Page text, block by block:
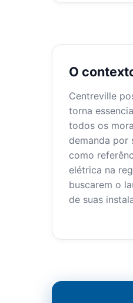
O
Centreville
torna
todos os
demanda por
como
elétrica na
buscarem o
de suas